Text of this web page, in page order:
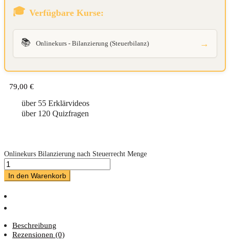
Verfügbare Kurse:
📚 Onlinekurs - Bilanzierung (Steuerbilanz) →
79,00 €
über 55 Erklärvideos
über 120 Quizfragen
Onlinekurs Bilanzierung nach Steuerrecht Menge
In den Warenkorb
Beschreibung
Rezensionen (0)